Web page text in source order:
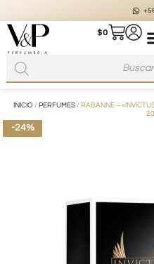
+56 9 3877 3738
$0
INICIO / PERFUMES/ RABANNE –
-24%